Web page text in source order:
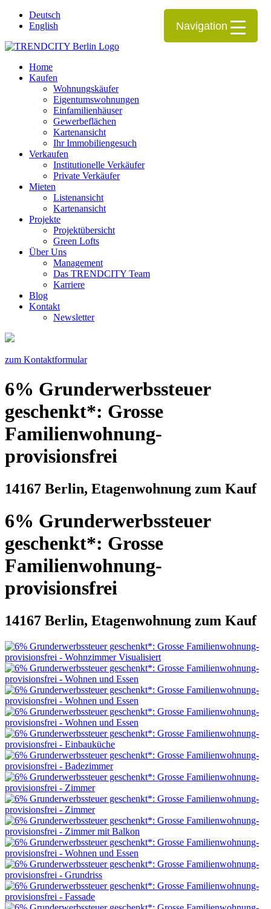
Deutsch
English
Home
Kaufen
Wohnungskäufer
Eigentumswohnungen
Einfamilienhäuser
Gewerbeflächen
Kartenansicht
Ihr Immobiliengesuch
Verkaufen
Institutionelle Verkäufer
Private Verkäufer
Mieten
Listenansicht
Kartenansicht
Projekte
Projektübersicht
Green Lofts
Über Uns
Management
Das TRENDCITY Team
Karriere
Blog
Kontakt
Newsletter
zum Kontaktformular
6% Grunderwerbssteuer
geschenkt*: Grosse
Familienwohnung-
provisionsfrei
14167 Berlin, Etagenwohnung zum Kauf
6% Grunderwerbssteuer
geschenkt*: Grosse
Familienwohnung-
provisionsfrei
14167 Berlin, Etagenwohnung zum Kauf
Navigation